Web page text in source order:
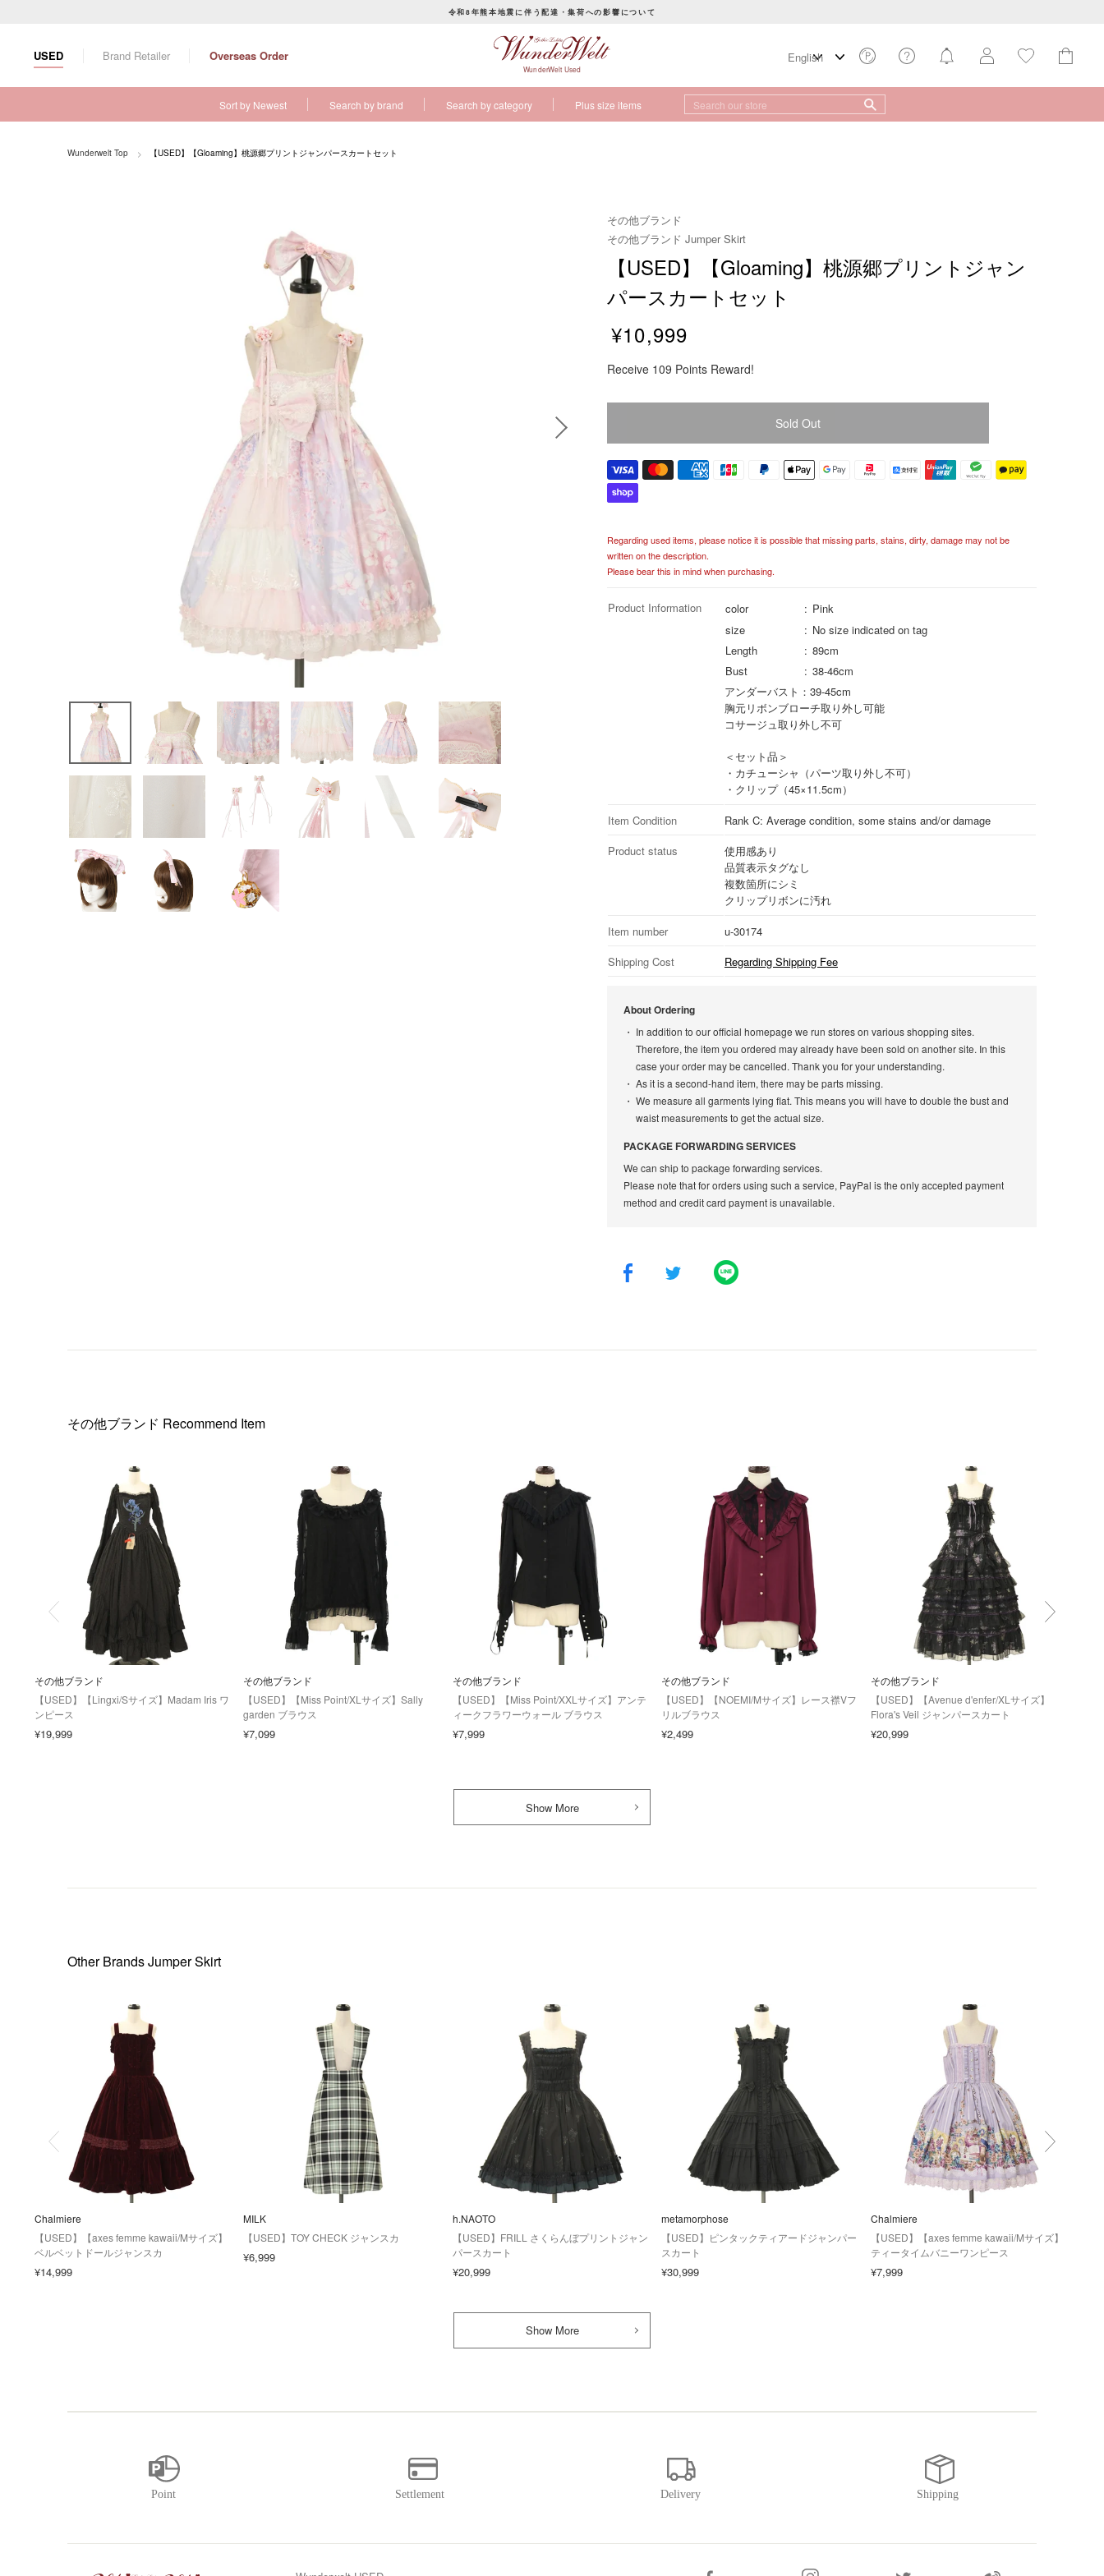
P
a
u
s
令和8年熊本地震に伴う配達・集荷への影響について
USED Brand Retailer Overseas Order
WunderWelt Used
Sort by Newest Search by brand Search by category Plus size items
Wunderwelt Top 【USED】【Gloaming】桃源郷プリントジャンパースカートセット
その他ブランド
その他ブランド Jumper Skirt
【USED】【Gloaming】桃源郷プリントジャン
パースカートセット
e
u
a
r
p
e
¥10,999
Receive 109 Points Reward!
Sold Out
Regarding used items, please notice it is possible that missing parts, stains, dirty, damage may not be
written on the description.
Please bear this in mind when purchasing.
Product Information color
Pink
size
No size indicated on tag
Length
89cm
Bust
38-46cm
アンダーバスト：39-45cm
胸元リボンブローチ取り外し可能
コサージュ取り外し不可
＜セット品＞
・カチューシャ（パーツ取り外し不可）
・クリップ（45×11.5cm）
Item Condition
Rank C: Average condition, some stains and/or damage
Product status
使用感あり
品質表示タグなし
複数箇所にシミ
クリップリボンに汚れ
Item number
u-30174
Shipping Cost
Regarding Shipping Fee
About Ordering
In addition to our official homepage we run stores on various shopping sites.
Therefore, the item you ordered may already have been sold on another site. In this
case your order may be cancelled. Thank you for your understanding.
As it is a second-hand item, there may be parts missing.
We measure all garments lying flat. This means you will have to double the bust and
waist measurements to get the actual size.
PACKAGE FORWARDING SERVICES
We can ship to package forwarding services.
Please note that for orders using such a service, PayPal is the only accepted payment
method and credit card payment is unavailable.
その他ブランド Recommend Item
その他ブランド
【USED】【Lingxi/Sサイズ】Madam Iris ワ
ンピース
¥19,999
その他ブランド
【USED】【Miss Point/XLサイズ】Sally
garden ブラウス
¥7,099
その他ブランド
【USED】【Miss Point/XXLサイズ】アンテ
ィークフラワーウォール ブラウス
¥7,999
その他ブランド
【USED】【NOEMI/Mサイズ】レース襟Vフ
リルブラウス
¥2,499
その他ブランド
【USED】【Avenue d'enfer/XLサイズ】
Flora's Veil ジャンパースカート
¥20,999
Show More
Other Brands Jumper Skirt
Chalmiere
【USED】【axes femme kawaii/Mサイズ】
ベルベットドールジャンスカ
¥14,999
MILK
【USED】TOY CHECK ジャンスカ
¥6,999
h.NAOTO
【USED】FRILL さくらんぼプリントジャン
パースカート
¥20,999
metamorphose
【USED】ピンタックティアードジャンパー
スカート
¥30,999
Chalmiere
【USED】【axes femme kawaii/Mサイズ】
ティータイムバニーワンピース
¥7,999
Show More